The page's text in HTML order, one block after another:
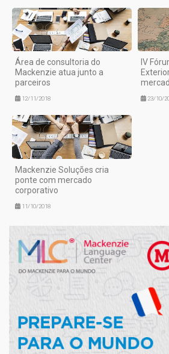
Área de consultoria do
Mackenzie atua junto a
parceiros
12/11/2018
IV
23/10/
Mackenzie Soluções cria
ponte com mercado
corporativo
11/10/2018